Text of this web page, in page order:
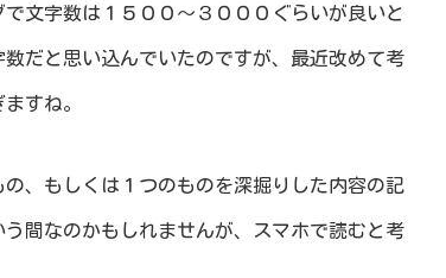
文字数は１５００～３０００ぐらいが良いと
だと思い込んでいたのですが、最近改めて考
すね。
、もしくは１つのものを深掘りした内容の記
間なのかもしれませんが、スマホで読むと考